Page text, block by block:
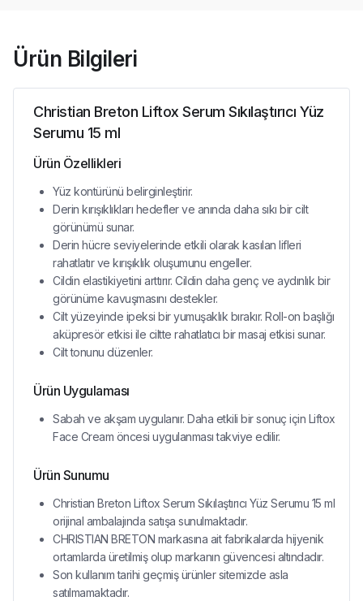
Ürün Bilgileri
Christian Breton Liftox Serum Sıkılaştırıcı Yüz
Serumu 15 ml
Ürün Özellikleri
Yüz kontürünü belirginleştirir.
Derin kırışıklıkları hedefler ve anında daha sıkı bir cilt
görünümü sunar.
Derin hücre seviyelerinde etkili olarak kasılan lifleri
rahatlatır ve kırışıklık oluşumunu engeller.
Cildin elastikiyetini arttırır. Cildin daha genç ve aydınlık bir
görünüme kavuşmasını destekler.
Cilt yüzeyinde ipeksi bir yumuşaklık bırakır. Roll-on başlığı
aküpresör etkisi ile ciltte rahatlatıcı bir masaj etkisi sunar.
Cilt tonunu düzenler.
Ürün Uygulaması
Sabah ve akşam uygulanır. Daha etkili bir sonuç için Liftox
Face Cream öncesi uygulanması takviye edilir.
Ürün Sunumu
Christian Breton Liftox Serum Sıkılaştırıcı Yüz Serumu 15 ml
orijinal ambalajında satışa sunulmaktadır.
CHRISTIAN BRETON markasına ait fabrikalarda hijyenik
ortamlarda üretilmiş olup markanın güvencesi altındadır.
Son kullanım tarihi geçmiş ürünler sitemizde asla
satılmamaktadır.